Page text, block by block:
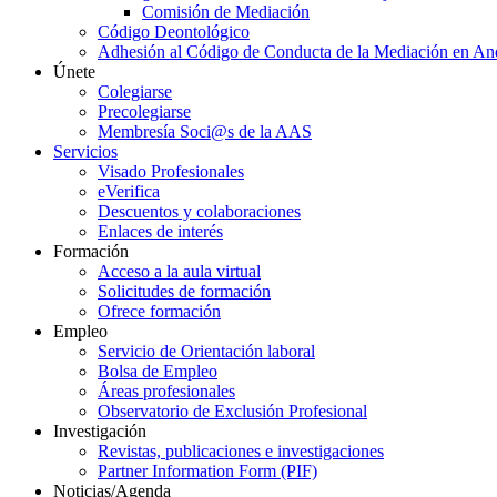
Comisión de Mediación
Código Deontológico
Adhesión al Código de Conducta de la Mediación en
Únete
Colegiarse
Precolegiarse
Membresía Soci@s de la AAS
Servicios
Visado Profesionales
eVerifica
Descuentos y colaboraciones
Enlaces de interés
Formación
Acceso a la aula virtual
Solicitudes de formación
Ofrece formación
Empleo
Servicio de Orientación laboral
Bolsa de Empleo
Áreas profesionales
Observatorio de Exclusión Profesional
Investigación
Revistas, publicaciones e investigaciones
Partner Information Form (PIF)
Noticias/Agenda